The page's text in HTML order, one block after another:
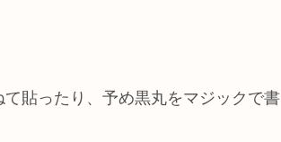
貼ったり、予め黒丸をマジックで書